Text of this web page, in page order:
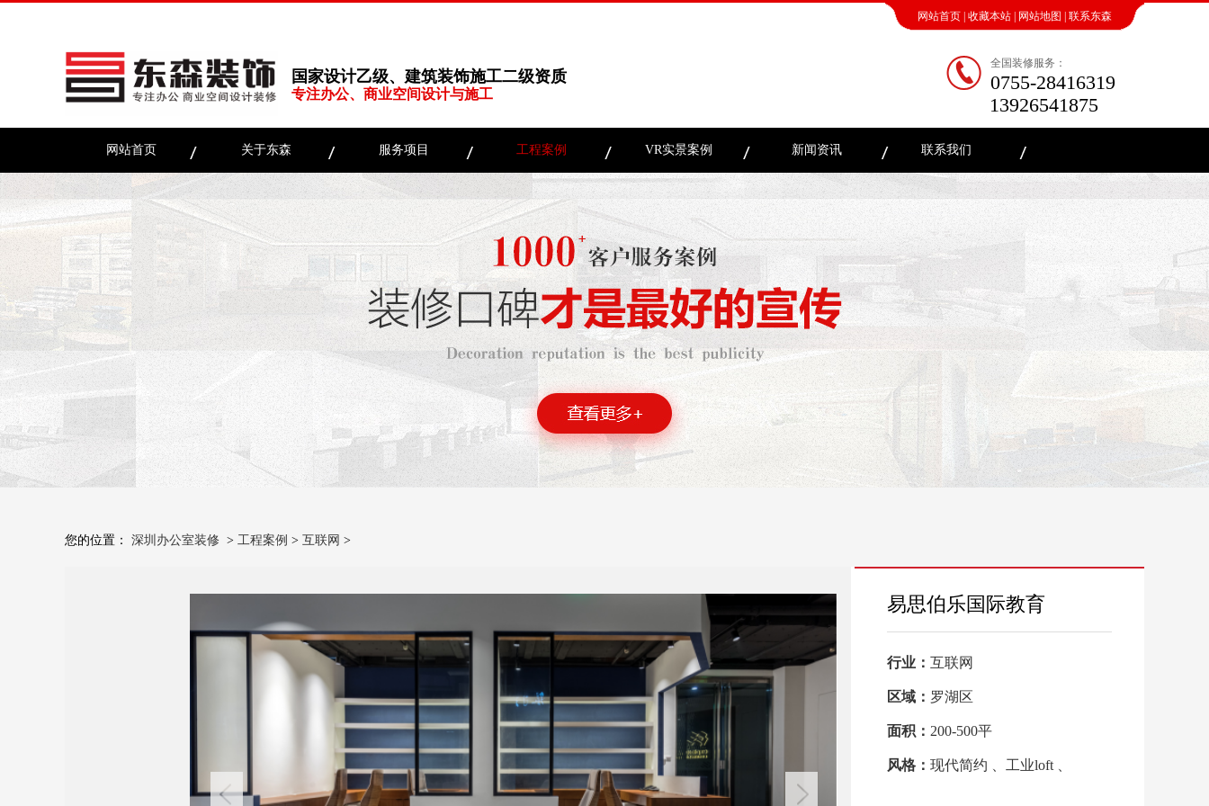
网站首页 收藏本站 网站地图 联系东森
国家设计乙级、建筑装饰施工二级资质
专注办公、商业空间设计与施工
全国装修服务：
0755-28416319
13926541875
网站首页 关于东森 服务项目 工程案例 VR实景案例 新闻资讯 联系我们
您的位置： 深圳办公室装修 > 工程案例 > 互联网 >
易思伯乐国际教育
行业： 互联网
区域： 罗湖区
面积： 200-500平
风格： 现代简约 、工业loft 、